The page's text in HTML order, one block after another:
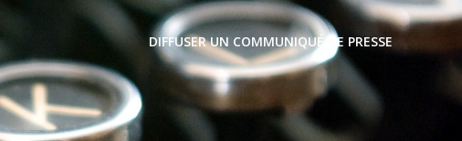
DIFFUSER UN COMMUNIQUÉ DE PRESSE